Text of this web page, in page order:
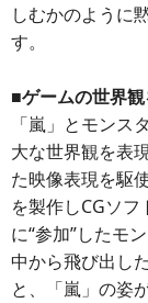
しむかのように
す。
■ゲームの世界
「嵐」とモンス
大な世界観を表
た映像表現を駆
を製作しCGソ
に“参加”したモ
中から飛び出し
と、「嵐」の姿